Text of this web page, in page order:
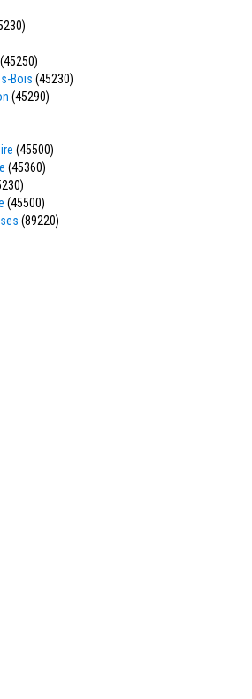
(45250)
Bois (45230)
(45290)
(45500)
(45360)
(45500)
(89220)